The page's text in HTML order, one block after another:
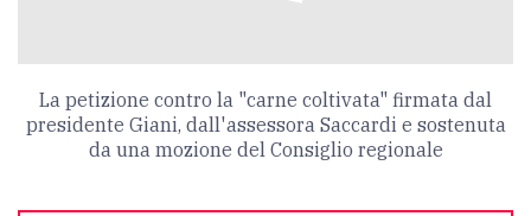
La petizione contro la "carne coltivata" firmata dal
presidente Giani, dall'assessora Saccardi e sostenuta
da una mozione del Consiglio regionale